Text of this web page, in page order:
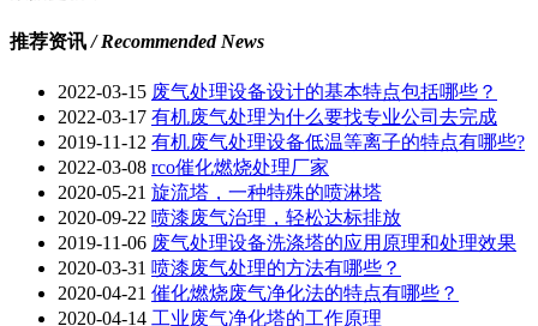
推荐资讯/ Recommended News
2022-03-15 废气处理设备设计的基本特点包括哪些？
2022-03-17 有机废气处理为什么要找专业公司去完成
2019-11-12 有机废气处理设备低温等离子的特点有哪些?
2022-03-08 rco催化燃烧处理厂家
2020-05-21 旋流塔，一种特殊的喷淋塔
2020-09-22 喷漆废气治理，轻松达标排放
2019-11-06 废气处理设备洗涤塔的应用原理和处理效果
2020-03-31 喷漆废气处理的方法有哪些？
2020-04-21 催化燃烧废气净化法的特点有哪些？
2020-04-14 工业废气净化塔的工作原理